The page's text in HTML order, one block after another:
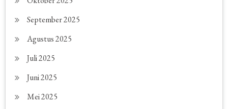
September 2025
Agustus 2025
Juli 2025
Juni 2025
Mei 2025